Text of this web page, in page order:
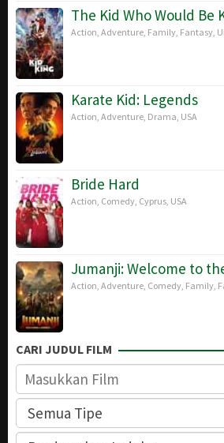
The Kid Who Would Be
Action Adventure Family Fantasy
Karate Kid: Legends
Action Adventure Drama USA
Bride Hard
Action Comedy Cyprus USA
Jumanji: Welcome to
Action Adventure Comedy Family
CARI JUDUL FILM